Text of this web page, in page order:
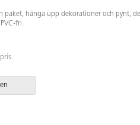
paket, hänga upp dekorationer och pynt,
fri.